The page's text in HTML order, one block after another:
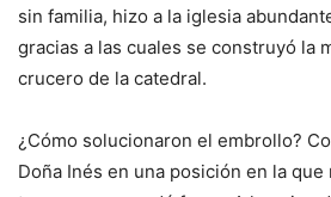
sin familia, hizo a la iglesia
gracias a las cuales se construyó la
crucero de la catedral.
¿Cómo solucionaron el embrollo?
Doña Inés en una posición en la